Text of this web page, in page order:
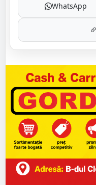
WhatsApp